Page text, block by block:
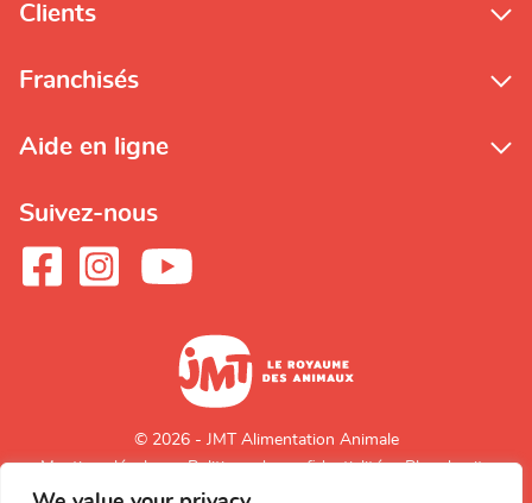
Clients
Franchisés
Aide en ligne
Suivez-nous
© 2026 - JMT Alimentation Animale
Mentions légales
Politique de confidentialité Plan du site